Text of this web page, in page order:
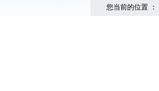
您当前的位置 ：